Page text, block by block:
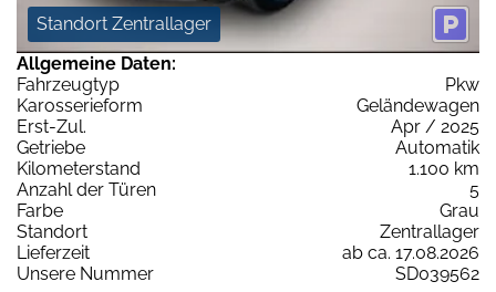
Standort Zentrallager
Allgemeine Daten:
Fahrzeugtyp
Pkw
Karosserieform
Geländewagen
Erst-Zul.
Apr / 2025
Getriebe
Automatik
Kilometerstand
1.100 km
Anzahl der Türen
5
Farbe
Grau
Standort
Zentrallager
Lieferzeit
ab ca. 17.08.2026
Unsere Nummer
SD039562